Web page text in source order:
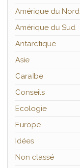
Amérique du Nord
Amérique du Sud
Antarctique
Asie
CaraÏbe
Conseils
Ecologie
Europe
Idées
Non classé